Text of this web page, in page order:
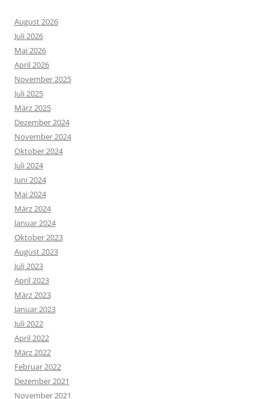
August 2026
Juli 2026
Mai 2026
April 2026
November 2025
Juli 2025
März 2025
Dezember 2024
November 2024
Oktober 2024
Juli 2024
Juni 2024
Mai 2024
März 2024
Januar 2024
Oktober 2023
August 2023
Juli 2023
April 2023
März 2023
Januar 2023
Juli 2022
April 2022
März 2022
Februar 2022
Dezember 2021
November 2021